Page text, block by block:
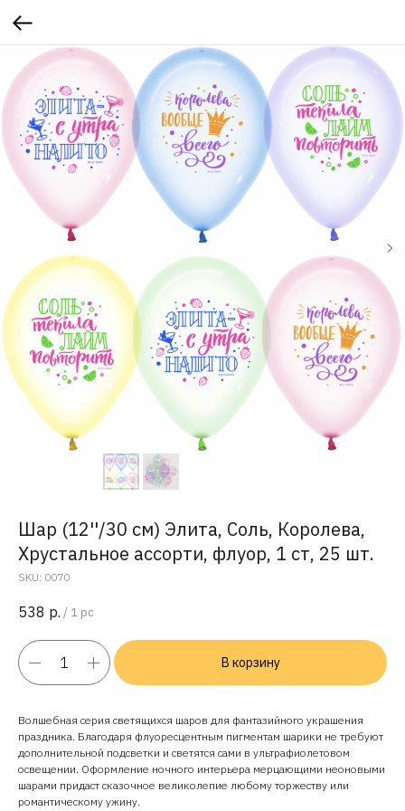
Шар (12''/30 см) Элита, Соль, Королева,
Хрустальное ассорти, флуор, 1 ст, 25 шт.
SKU: 0070
538 р. / 1 pc
В корзину
Волшебная серия светящихся шаров для фантазийного украшения
праздника. Благодаря флуоресцентным пигментам шарики не требуют
дополнительной подсветки и светятся сами в ультрафиолетовом
освещении. Оформление ночного интерьера мерцающими неоновыми
шарами придаст сказочное великолепие любому торжеству или
романтическому ужину.